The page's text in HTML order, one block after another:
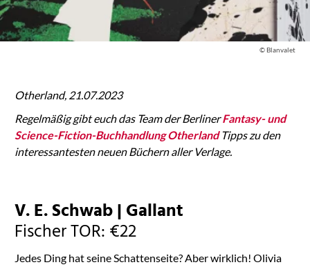
© Blanvalet
Otherland, 21.07.2023
Regelmäßig gibt euch das Team der BerlinerFantasy- und
Science-Fiction-Buchhandlung OtherlandTipps zu den
interessantesten neuen Büchern aller Verlage.
V. E. Schwab | Gallant
Fischer TOR: €22
Jedes Ding hat seine Schattenseite? Aber wirklich! Olivia